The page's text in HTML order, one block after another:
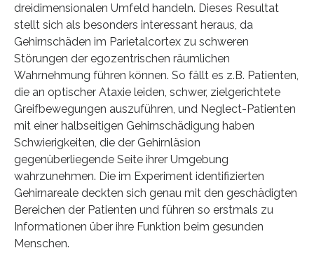
dreidimensionalen Umfeld handeln. Dieses Resultat
stellt sich als besonders interessant heraus, da
Gehirnschäden im Parietalcortex zu schweren
Störungen der egozentrischen räumlichen
Wahrnehmung führen können. So fällt es z.B. Patienten,
die an optischer Ataxie leiden, schwer, zielgerichtete
Greifbewegungen auszuführen, und Neglect-Patienten
mit einer halbseitigen Gehirnschädigung haben
Schwierigkeiten, die der Gehirnläsion
gegenüberliegende Seite ihrer Umgebung
wahrzunehmen. Die im Experiment identifizierten
Gehirnareale deckten sich genau mit den geschädigten
Bereichen der Patienten und führen so erstmals zu
Informationen über ihre Funktion beim gesunden
Menschen.